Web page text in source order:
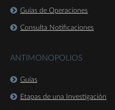
Guías de Operaciones
Consulta Notificaciones
ANTIMONOPOLIOS
Guías
Etapas de una Investigación